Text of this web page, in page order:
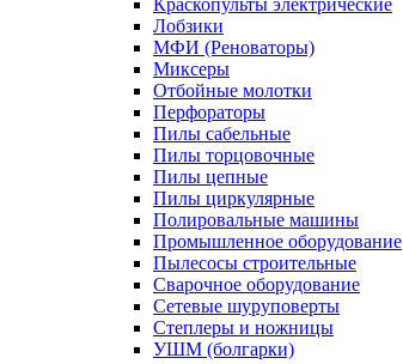
Краскопульты электрические
Лобзики
МФИ (Реноваторы)
Миксеры
Отбойные молотки
Перфораторы
Пилы сабельные
Пилы торцовочные
Пилы цепные
Пилы циркулярные
Полировальные машины
Промышленное оборудование
Пылесосы строительные
Сварочное оборудование
Сетевые шуруповерты
Степлеры и ножницы
УШМ (болгарки)